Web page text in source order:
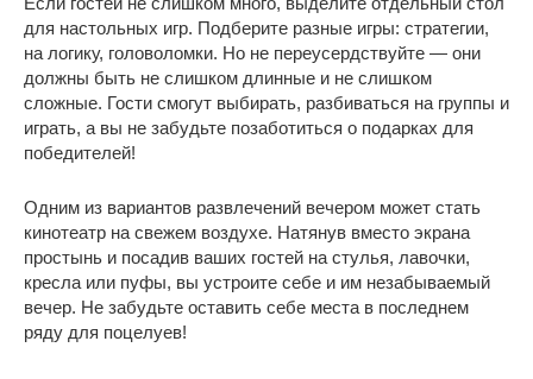
для настольных игр. Подберите разные игры: стратегии,
на логику, головоломки. Но не переусердствуйте — они
должны быть не слишком длинные и не слишком
сложные. Гости смогут выбирать, разбиваться на группы и
играть, а вы не забудьте позаботиться о подарках для
победителей!
Одним из вариантов развлечений вечером может стать
кинотеатр на свежем воздухе. Натянув вместо экрана
простынь и посадив ваших гостей на стулья, лавочки,
кресла или пуфы, вы устроите себе и им незабываемый
вечер. Не забудьте оставить себе места в последнем
ряду для поцелуев!